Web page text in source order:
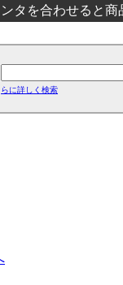
タを合わせると
らに詳しく検索